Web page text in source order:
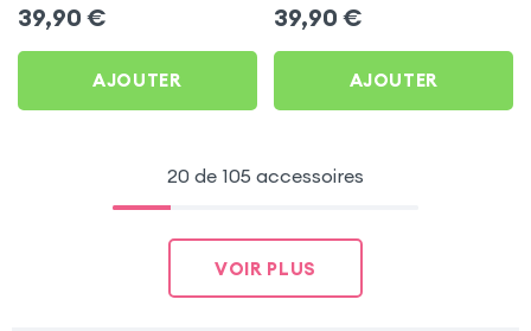
39,90 €
AJOUTER
39,90 €
AJOUTER
20 de 105 accessoires
VOIR PLUS